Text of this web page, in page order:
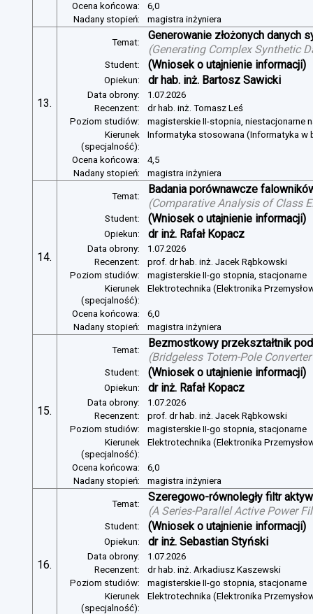
Ocena końcowa:
6,0
Nadany stopień:
magistra inżyniera
13.
Temat:
Generowanie złożonych danych
(Generating Complex Synthetic
Student: (Wniosek o utajnienie informacji)
Opiekun: dr hab. inż. Bartosz Sawicki
Data obrony:
1.07.2026
Recenzent:
dr hab. inż. Tomasz Leś
Poziom studiów:
magisterskie II-stopnia, niestacjonarne
Kierunek
(specjalność):
Informatyka stosowana (Informatyka w
Ocena końcowa:
4,5
Nadany stopień:
magistra inżyniera
14.
Temat:
Badania porównawcze
(Comparative Analysis of Class
Student: (Wniosek o utajnienie informacji)
Opiekun: dr inż. Rafał Kopacz
Data obrony:
1.07.2026
Recenzent:
prof. dr hab. inż. Jacek Rąbkowski
Poziom studiów:
magisterskie II-go stopnia, stacjonarne
Kierunek
(specjalność):
Elektrotechnika (Elektronika
Ocena końcowa:
6,0
Nadany stopień:
magistra inżyniera
15.
Temat:
Bezmostkowy przekształtnik
(Bridgeless Totem-Pole
Student: (Wniosek o utajnienie informacji)
Opiekun: dr inż. Rafał Kopacz
Data obrony:
1.07.2026
Recenzent:
prof. dr hab. inż. Jacek Rąbkowski
Poziom studiów:
magisterskie II-go stopnia, stacjonarne
Kierunek
(specjalność):
Elektrotechnika (Elektronika
Ocena końcowa:
6,0
Nadany stopień:
magistra inżyniera
16.
Temat:
Szeregowo-równoległy filtr
(A Series-Parallel Active Power
Student: (Wniosek o utajnienie informacji)
Opiekun: dr inż. Sebastian Styński
Data obrony:
1.07.2026
Recenzent:
dr hab. inż. Arkadiusz Kaszewski
Poziom studiów:
magisterskie II-go stopnia, stacjonarne
Kierunek
(specjalność):
Elektrotechnika (Elektronika